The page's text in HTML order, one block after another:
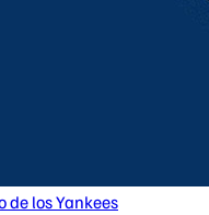
de los Yankees